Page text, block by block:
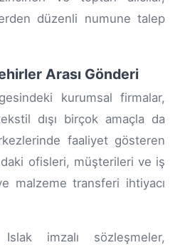
düzenli numune talep
Arası Gönderi
kurumsal firmalar,
dışı birçok amaçla da
faaliyet gösteren
ofisleri, müşterileri ve iş
malzeme transferi ihtiyacı
imzalı sözleşmeler,